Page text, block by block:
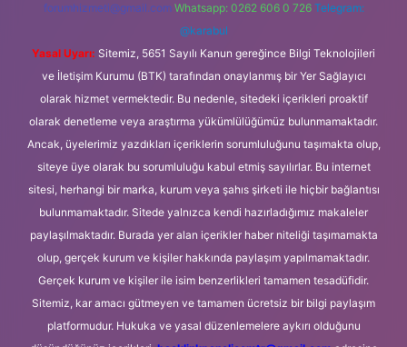
forumhizmeti@gmail.com Whatsapp: 0262 606 0 726 Telegram:
@karabul
Yasal Uyarı: Sitemiz, 5651 Sayılı Kanun gereğince Bilgi Teknolojileri
ve İletişim Kurumu (BTK) tarafından onaylanmış bir Yer Sağlayıcı
olarak hizmet vermektedir. Bu nedenle, sitedeki içerikleri proaktif
olarak denetleme veya araştırma yükümlülüğümüz bulunmamaktadır.
Ancak, üyelerimiz yazdıkları içeriklerin sorumluluğunu taşımakta olup,
siteye üye olarak bu sorumluluğu kabul etmiş sayılırlar. Bu internet
sitesi, herhangi bir marka, kurum veya şahıs şirketi ile hiçbir bağlantısı
bulunmamaktadır. Sitede yalnızca kendi hazırladığımız makaleler
paylaşılmaktadır. Burada yer alan içerikler haber niteliği taşımamakta
olup, gerçek kurum ve kişiler hakkında paylaşım yapılmamaktadır.
Gerçek kurum ve kişiler ile isim benzerlikleri tamamen tesadüfidir.
Sitemiz, kar amacı gütmeyen ve tamamen ücretsiz bir bilgi paylaşım
platformudur. Hukuka ve yasal düzenlemelere aykırı olduğunu